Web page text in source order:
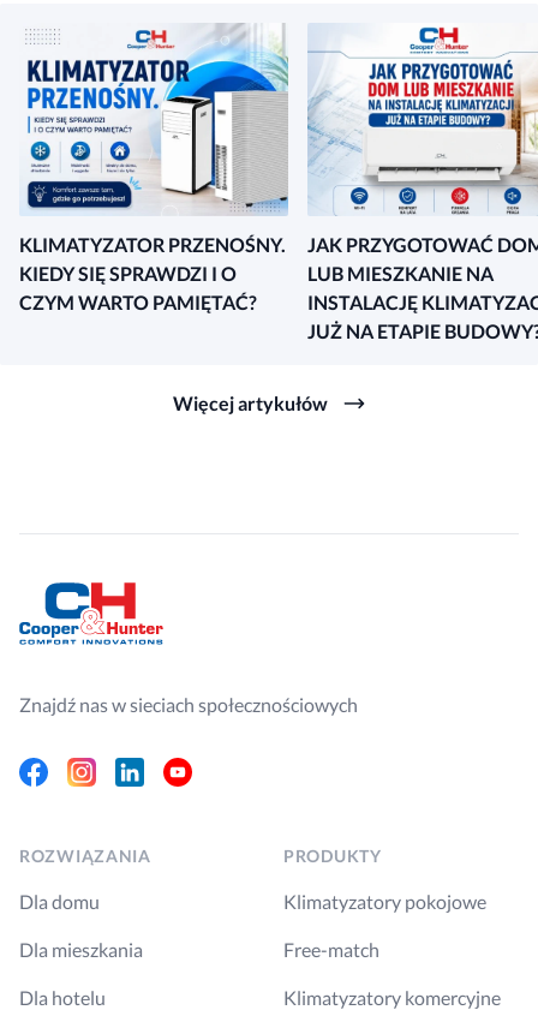
KLIMATYZATOR PRZENOŚNY.
KIEDY SIĘ SPRAWDZI I O
CZYM WARTO PAMIĘTAĆ?
JAK PRZYGOTOWAĆ
LUB MIESZKANIE NA
INSTALACJĘ
JUŻ NA ETAPIE
Więcej artykułów
Znajdź nas w sieciach społecznościowych
FacebookInstagramLinkedinYoutube
ROZWIĄZANIA
Dla domu
Dla mieszkania
Dla hotelu
PRODUKTY
Klimatyzatory pokojowe
Free-match
Klimatyzatory komercyjne